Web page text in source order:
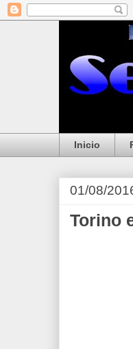
Inicio
01/08/
Torino